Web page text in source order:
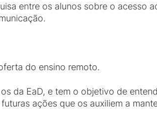
entre os alunos sobre o acesso
do ensino remoto.
da EaD, e tem o objetivo de
ações que os auxiliem a